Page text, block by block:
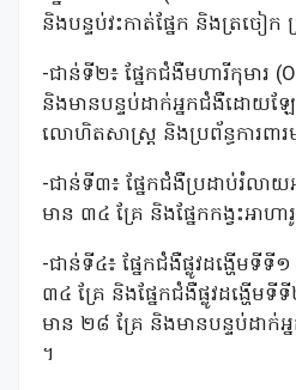
និងបន្ទប់វះកាត់ផ្នែក និងត្រចៀក
-ជាន់ទី២៖ ផ្នែកជំងឺមហារីកុមារ
និងមានបន្ទប់ដាក់អ្នកជំងឺដោយ
លោហិតសាស្ត្រ និងប្រព័ន្ធការពា
-ជាន់ទី៣៖ ផ្នែកជំងឺប្រដាប់រំលា
មាន ៣៤ គ្រែ និងផ្នែកកង្វះអាហា
-ជាន់ទី៤៖ ផ្នែកជំងឺផ្លូវដង្ហើមទី
៣៤ គ្រែ និងផ្នែកជំងឺផ្លូវដង្ហើម
មាន ២៨ គ្រែ និងមានបន្ទប់ដា
។